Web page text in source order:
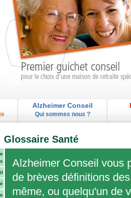
Alzheimer Conseil
Qui sommes nous ?
Glossaire Santé
Alzheimer Conseil vous
de brèves définitions
même, ou quelqu'un de